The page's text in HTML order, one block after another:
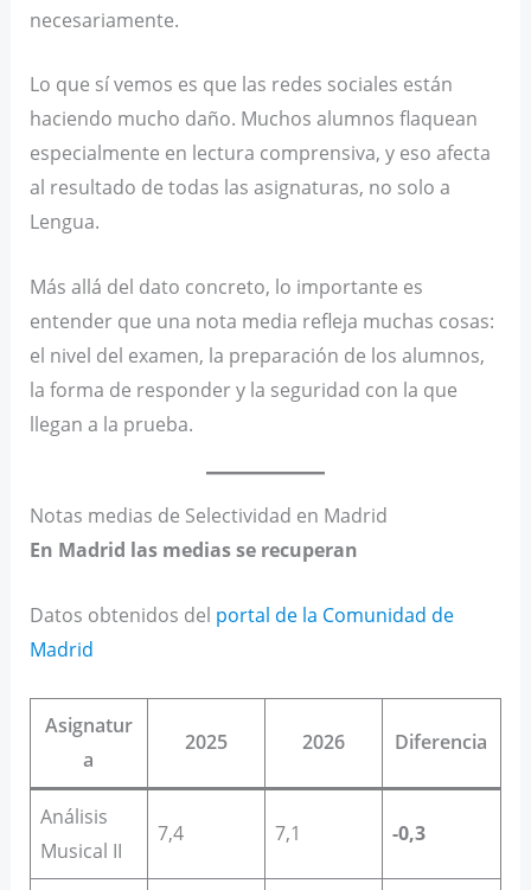
necesariamente.
Lo que sí vemos es que las redes sociales están
haciendo mucho daño. Muchos alumnos flaquean
especialmente en lectura comprensiva, y eso afecta
al resultado de todas las asignaturas, no solo a
Lengua.
Más allá del dato concreto, lo importante es
entender que una nota media refleja muchas cosas:
el nivel del examen, la preparación de los alumnos,
la forma de responder y la seguridad con la que
llegan a la prueba.
Notas medias de Selectividad en Madrid
En Madrid las medias se recuperan
Datos obtenidos del portal de la Comunidad de
Madrid
Asignatur
a
2025 2026 Diferencia
Análisis
Musical II
7,4 7,1 -0,3